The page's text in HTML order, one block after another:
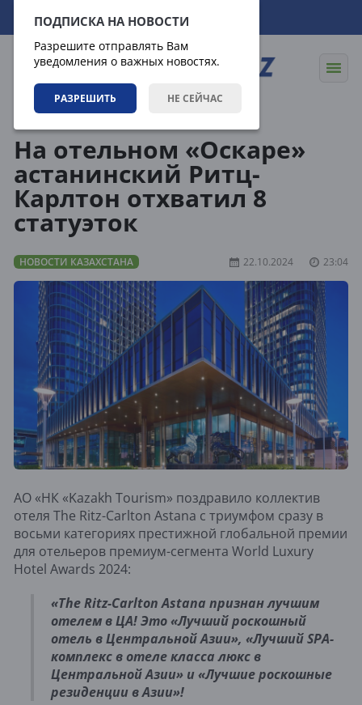
ПОДПИСКА НА НОВОСТИ
Разрешите отправлять Вам
уведомления о важных новостях.
РАЗРЕШИТЬ НЕ СЕЙЧАС
07.08.2026 20:54:33
На отельном «Оскаре»
астанинский Ритц-
Карлтон отхватил 8
статуэток
НОВОСТИ КАЗАХСТАНА 22.10.2024 23:04
АО «НК «Kazakh Tourism» поздравило коллектив
отеля The Ritz-Carlton Astana с триумфом сразу в
восьми категориях престижной глобальной премии
для отельеров премиум-сегмента World Luxury
Hotel Awards 2024:
«The Ritz-Carlton Astana признан лучшим
отелем в ЦА! Это «Лучший роскошный
отель в Центральной Азии», «Лучший SPA-
комплекс в отеле класса люкс в
Центральной Азии» и «Лучшие роскошные
резиденции в Азии»!